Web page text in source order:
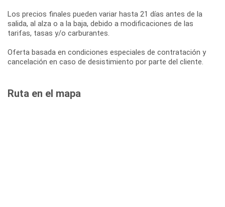
Los precios finales pueden variar hasta 21 días antes de la
salida, al alza o a la baja, debido a modificaciones de las
tarifas, tasas y/o carburantes.
Oferta basada en condiciones especiales de contratación y
cancelación en caso de desistimiento por parte del cliente.
Ruta en el mapa